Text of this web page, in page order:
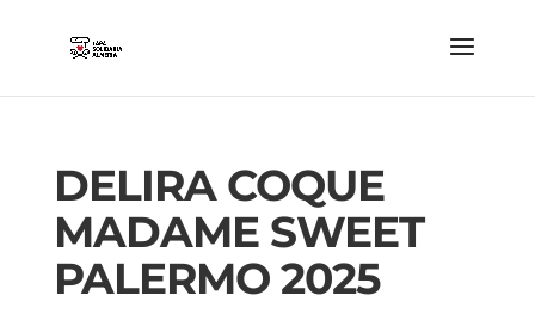
DELIRA COQUE
MADAME SWEET
PALERMO 2025